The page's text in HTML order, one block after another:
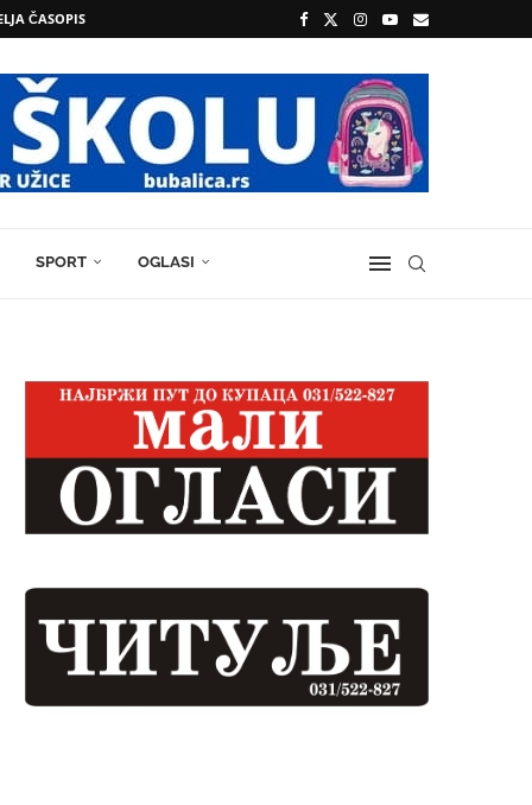
ČASOPIS
SPORT OGLASI